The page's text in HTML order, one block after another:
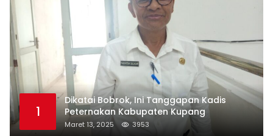
1
Dikatai Bobrok, Ini Tanggapan Kadis
Peternakan Kabupaten Kupang
Maret 13, 2025 3953